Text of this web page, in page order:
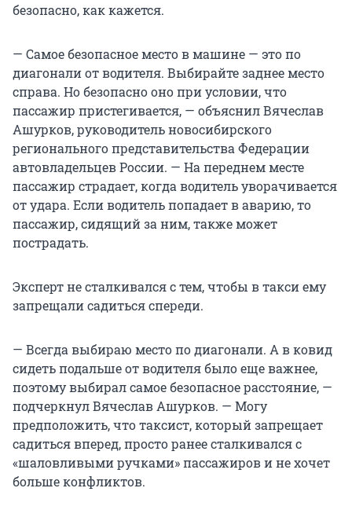
безопасно, как кажется.
— Самое безопасное место в машине — это по
диагонали от водителя. Выбирайте заднее место
справа. Но безопасно оно при условии, что
пассажир пристегивается, — объяснил Вячеслав
Ашурков, руководитель новосибирского
регионального представительства Федерации
автовладельцев России. — На переднем месте
пассажир страдает, когда водитель уворачивается
от удара. Если водитель попадает в аварию, то
пассажир, сидящий за ним, также может
пострадать.
Эксперт не сталкивался с тем, чтобы в такси ему
запрещали садиться спереди.
— Всегда выбираю место по диагонали. А в ковид
сидеть подальше от водителя было еще важнее,
поэтому выбирал самое безопасное расстояние, —
подчеркнул Вячеслав Ашурков. — Могу
предположить, что таксист, который запрещает
садиться вперед, просто ранее сталкивался с
«шаловливыми ручками» пассажиров и не хочет
больше конфликтов.